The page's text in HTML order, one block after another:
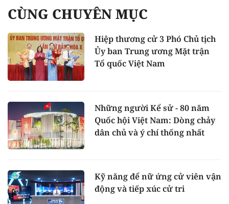
CÙNG CHUYÊN MỤC
Hiệp thương cử 3 Phó Chủ tịch
Ủy ban Trung ương Mặt trận
Tổ quốc Việt Nam
Những người Kể sử - 80 năm
Quốc hội Việt Nam: Dòng chảy
dân chủ và ý chí thống nhất
Kỹ năng để nữ ứng cử viên vận
động và tiếp xúc cử tri